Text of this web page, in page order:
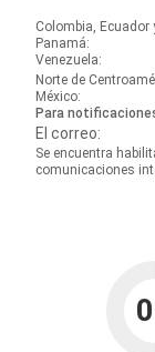
Colombia, Ecuador
Panamá:
Venezuela:
Norte de
México:
Para
El correo:
Se encuentra
comunicaciones
0